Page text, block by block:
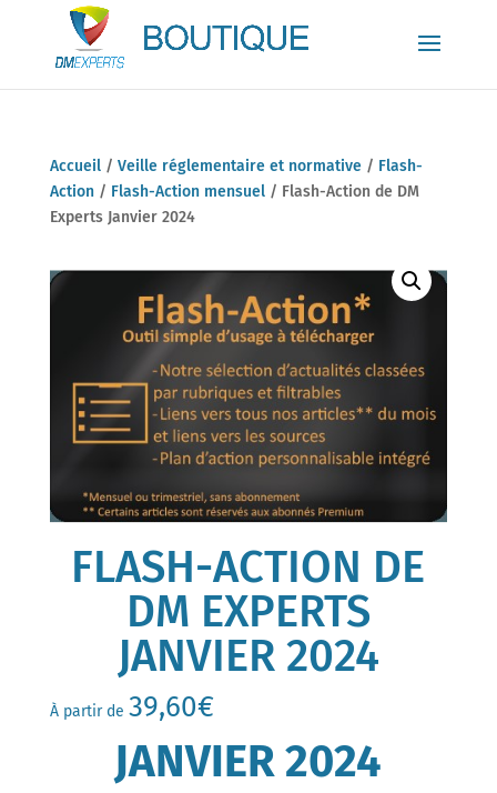
Accueil/ Veille réglementaire et normative/ Flash-
Action/ Flash-Action mensuel/ Flash-Action de DM
Experts Janvier 2024
FLASH-ACTION DE
DM EXPERTS
JANVIER 2024
À partir de 39,60€
JANVIER 2024